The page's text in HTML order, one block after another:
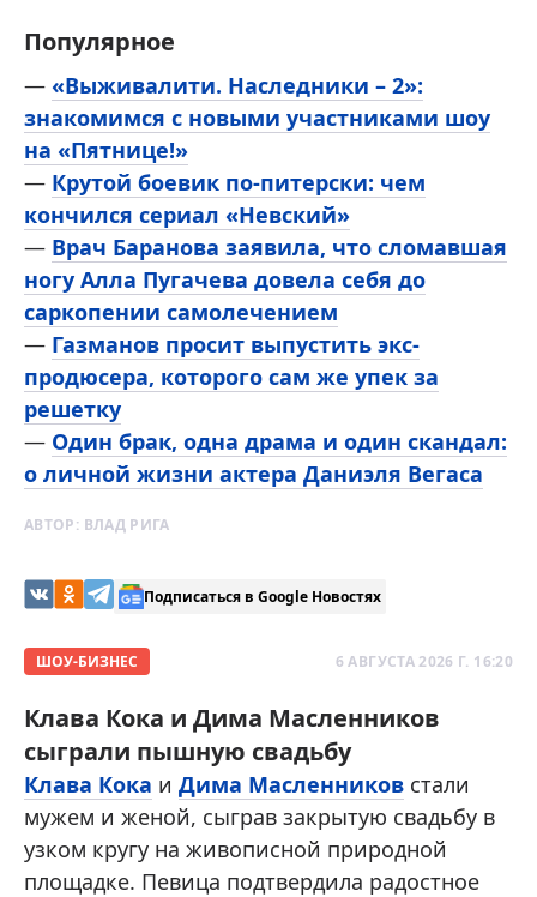
Популярное
— «Выживалити. Наследники – 2»:
знакомимся с новыми участниками шоу
на «Пятнице!»
— Крутой боевик по-питерски: чем
кончился сериал «Невский»
— Врач Баранова заявила, что сломавшая
ногу Алла Пугачева довела себя до
саркопении самолечением
— Газманов просит выпустить экс-
продюсера, которого сам же упек за
решетку
— Один брак, одна драма и один скандал:
о личной жизни актера Даниэля Вегаса
АВТОР: ВЛАД РИГА
Подписаться в Google Новостях
ШОУ-БИЗНЕС 6 АВГУСТА 2026 Г. 16:20
Клава Кока и Дима Масленников
сыграли пышную свадьбу
Клава Кока и Дима Масленников стали
мужем и женой, сыграв закрытую свадьбу в
узком кругу на живописной природной
площадке. Певица подтвердила радостное